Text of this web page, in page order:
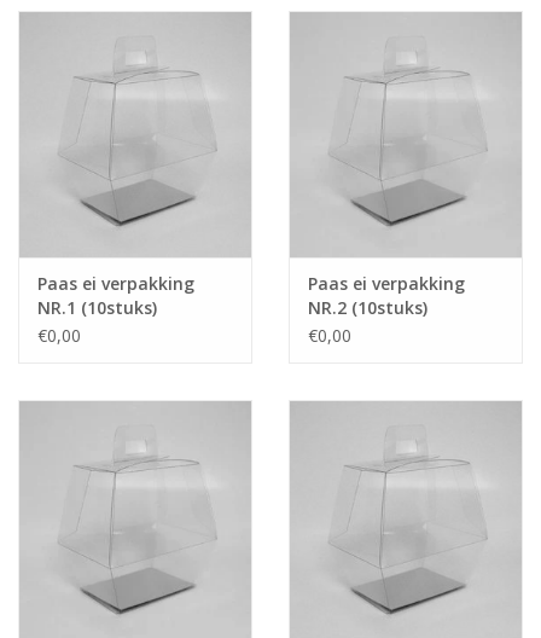
Paas ei verpakking
NR.1 (10stuks)
€0,00
Paas ei verpakking
NR.2 (10stuks)
€0,00